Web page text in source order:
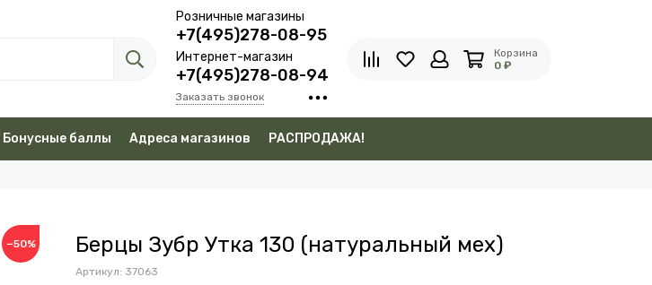
Розничные магазины
+7(495)278-08-95
Интернет-магазин
+7(495)278-08-94
Заказать звонок
Корзина
0 ₽
Бонусные баллы Адреса магазинов РАСПРОДАЖА!
−50% Берцы Зубр Утка 130 (натуральный мех)
Артикул: 37063